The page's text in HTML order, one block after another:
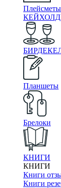
Плейсметы
Планшеты
Брелоки
КНИГИ
КНИГИ
Книги
Книги